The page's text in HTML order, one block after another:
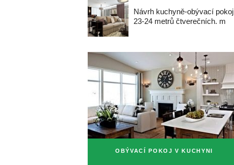
Návrh kuchyně-obývací pokoj
23-24 metrů čtverečních. m
OBÝVACÍ POKOJ V KUCHYNI